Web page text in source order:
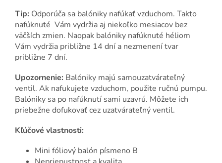
Tip: Odporúča sa balóniky nafúkať vzduchom. Takto
nafúknuté Vám vydržia aj niekoľko mesiacov bez
väčších zmien. Naopak balóniky nafúknuté héliom
Vám vydržia približne 14 dní a nezmenení tvar
približne 7 dní.
Upozornenie: Balóniky majú samouzatvárateľný
ventil. Ak nafukujete vzduchom, použite ručnú pumpu.
Balóniky sa po nafúknutí sami uzavrú. Môžete ich
priebežne dofukovať cez uzatvárateľný ventil.
Kľúčové vlastnosti:
Mini fóliový balón písmeno B